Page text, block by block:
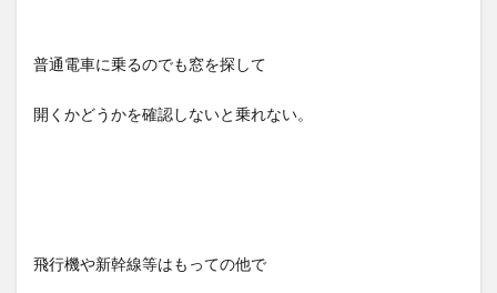
普通電車に乗るのでも窓を探して
開くかどうかを確認しないと乗れない。
飛行機や新幹線等はもっての他で